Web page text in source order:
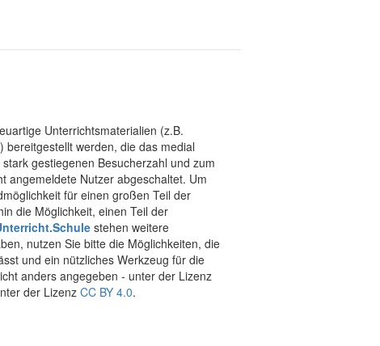
Unterrichtsmaterialien (z.B.
werden, die das medial
gestiegenen Besucherzahl und zum
angemeldete Nutzer abgeschaltet. Um
für einen großen Teil der
die Möglichkeit, einen Teil der
stehen weitere
nutzen Sie bitte die Möglichkeiten, die
und ein nützliches Werkzeug für die
anders angegeben - unter der Lizenz
der Lizenz CC BY 4.0.